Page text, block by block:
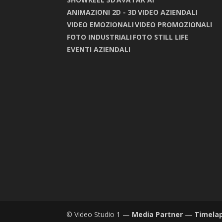
ANIMAZIONI 2D - 3DVIDEO AZIENDALI
VIDEO EMOZIONALIVIDEO PROMOZIONALI
FOTO INDUSTRIALI FOTO STILL LIFE
EVENTI AZIENDALI
© Video Studio 1 — Media Partner —